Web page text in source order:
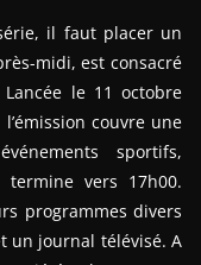
il faut placer un
midi, est consacré
le 11 octobre
couvre une
sportifs,
termine vers 17h00.
programmes divers
un journal télévisé. A